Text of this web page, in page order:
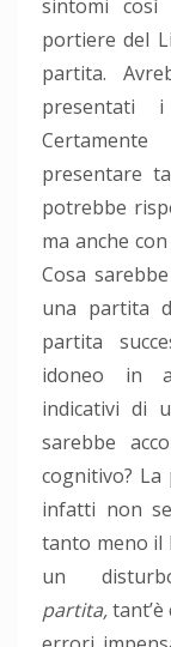
sintomi così
portiere del
partita.
presentati
presentare
potrebbe
ma anche
Cosa
una partita
partita
idoneo in
indicativi di
sarebbe
cognitivo?
infatti non
tanto meno il
un
partita,